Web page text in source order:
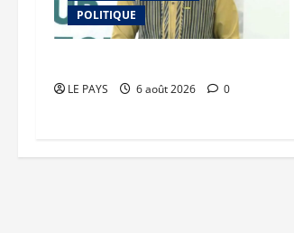
POLITIQUE
LE PAYS 6 août 2026 0